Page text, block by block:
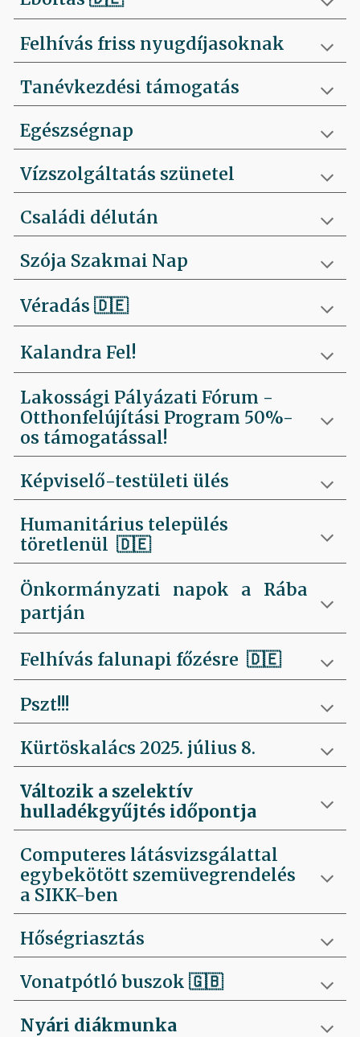
Felhívás friss nyugdíjasoknak
Tanévkezdési támogatás
Egészségnap
Vízszolgáltatás szünetel
Családi délután
Szója Szakmai Nap
Véradás🇩🇪
Kalandra Fel!
Lakossági Pályázati Fórum -
Otthonfelújítási Program 50%-
os támogatással!
Képviselő-testületi ülés
Humanitárius település
töretlenül🇩🇪
Önkormányzati napok a Rába
partján
Felhívás falunapi főzésre🇩🇪
Pszt!!!
Kürtöskalács 2025. július 8.
Változik a szelektív
hulladékgyűjtés időpontja
Computeres látásvizsgálattal
egybekötött szemüvegrendelés
a SIKK-ben
Hőségriasztás
Vonatpótló buszok 🇬🇧
Nyári diákmunka